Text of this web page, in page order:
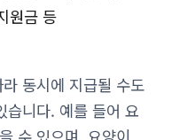
원금 등
동시에 지급될 수도
습니다. 예를 들어 요